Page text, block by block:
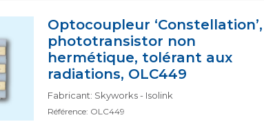
Optocoupleur ‘Constellation’,
phototransistor non
hermétique, tolérant aux
radiations, OLC449
Fabricant: Skyworks - Isolink
Référence: OLC449